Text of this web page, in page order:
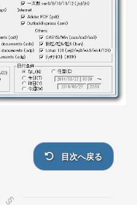
目次へ戻る